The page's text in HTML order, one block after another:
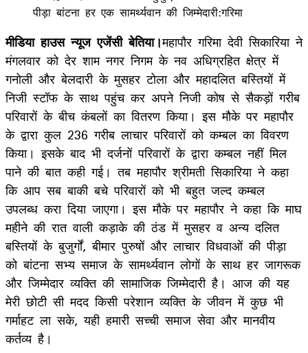
मीडिया हाउस न्यूज एजेंसी बेतिया।महापौर गरिमा देवी सिकारिया ने
मंगलवार को देर शाम नगर निगम के नव अधिग्रहित क्षेत्र में
गनोली और बेलदारी के मुसहर टोला और महादलित बस्तियों में
निजी स्टॉफ के साथ पहुंच कर अपने निजी कोष से सैकड़ों गरीब
परिवारों के बीच कंबलों का वितरण किया। इस मौके पर महापौर
के द्वारा कुल 236 गरीब लाचार परिवारों को कम्बल का विवरण
किया। इसके बाद भी दर्जनों परिवारों के द्वारा कम्बल नहीं मिल
पाने की बात कही गई। तब महापौर श्रीमती सिकारिया ने कहा
कि आप सब बाकी बचे परिवारों को भी बहुत जल्द कम्बल
उपलब्ध करा दिया जाएगा। इस मौके पर महापौर ने कहा कि माघ
महीने की रात वाली कड़ाके की ठंड में मुसहर व अन्य दलित
बस्तियों के बुजुर्गों, बीमार पुरुषों और लाचार विधवाओं की पीड़ा
को बांटना सभ्य समाज के सामर्थ्यवान लोगों के साथ हर जागरूक
और जिम्मेदार व्यक्ति की सामाजिक जिम्मेदारी है। आज की यह
मेरी छोटी सी मदद किसी परेशान व्यक्ति के जीवन में कुछ भी
गर्माहट ला सके, यही हमारी सच्ची समाज सेवा और मानवीय
कर्तव्य है।